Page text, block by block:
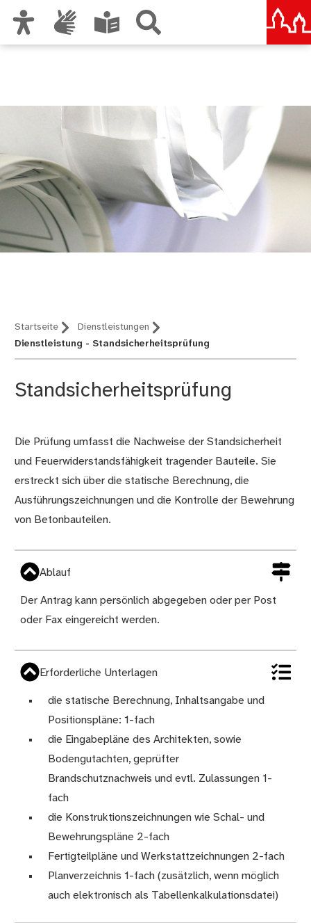
Startseite
Dienstleistungen
Dienstleistung - Standsicherheitsprüfung
Standsicherheitsprüfung
Beschreibung
Die Prüfung umfasst die Nachweise der Standsicherheit
und Feuerwiderstandsfähigkeit tragender Bauteile. Sie
erstreckt sich über die statische Berechnung, die
Ausführungszeichnungen und die Kontrolle der Bewehrung
von Betonbauteilen.
Ablauf
Der Antrag kann persönlich abgegeben oder per Post
oder Fax eingereicht werden.
Erforderliche Unterlagen
die statische Berechnung, Inhaltsangabe und
Positionspläne: 1-fach
die Eingabepläne des Architekten, sowie
Bodengutachten, geprüfter
Brandschutznachweis und evtl. Zulassungen 1-
fach
die Konstruktionszeichnungen wie Schal- und
Bewehrungspläne 2-fach
Fertigteilpläne und Werkstattzeichnungen 2-fach
Planverzeichnis 1-fach (zusätzlich, wenn möglich
auch elektronisch als Tabellenkalkulationsdatei)